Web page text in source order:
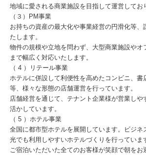
地域に愛される商業施設を目指して運営してお
（３）PM事業
お持ちの資産の最大化や事業経営の円滑化等、
たします。
物件の規模や立地を問わず、大型商業施設やオ
まで幅広く対応いたします。
（ 4 ）リテール事業
ホテルに併設して利便性を高めたコンビニ、書
等、様々な形態の店舗運営を行っています。
店舗経営を通じて、テナント企業様が営業しや
活かしています。
（ 5 ）ホテル事業
全国に都市型ホテルを展開しています。ビジネ
光でも利用しやすいホテルづくりを行っていま
ご宿泊いただいた全てのお客様が笑顔で朝をお